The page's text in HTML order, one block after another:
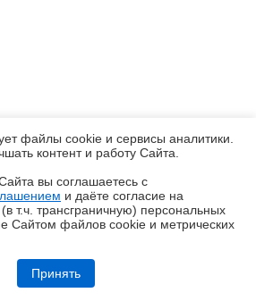
X1 Pro: самые умные детские часы
файлы cookie и сервисы аналитики.
контент и работу Cайта.
вы соглашаетесь с
и даёте согласие на
т.ч. трансграничную) персональных
Cайтом файлов cookie и метрических
Принять